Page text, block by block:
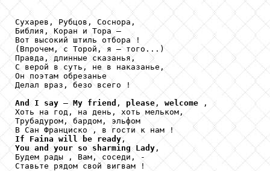
Сухарев, Рубцов, Соснора,
Библия, Коран и Тора –
Вот высокий штиль отбора !
(Впрочем, с Торой, я – того...)
Правда, длинные сказанья,
С верой в суть, не в наказанье,
Он поэтам обрезанье
Делал враз, безо всего !
And
I say – My friend , please , welcome ,
Хоть на год, на день, хоть мельком,
Трубадуром, бардом, эльфом
If
Faina will be ready
You and your so sharming Lady ,
Будем рады , Вам, соседи, -
Ставьте рядом свой вигвам !